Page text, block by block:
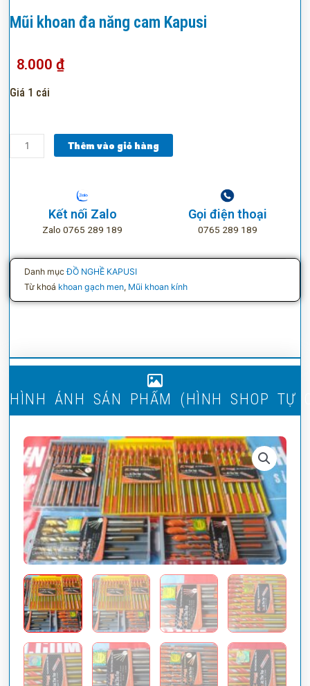
Mũi khoan đa năng cam Kapusi
8.000₫
Giá 1 cái
khoan
Thêm vào giỏ hàng
Kết nối Zalo
Zalo 0765 289 189
Gọi điện thoại
0765 289 189
Danh mục ĐỒ NGHỀ KAPUSI
Từ khoá khoan gạch men, Mũi khoan kính
H N H ẢN H SẢ N P HẨM (HÌ N H S H O P TỰ